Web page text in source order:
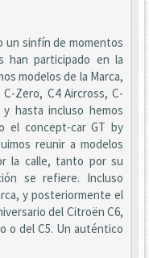
un sinfín de momentos
han participado en la
modelos de la Marca,
Zero, C4 Aircross, C-
hasta incluso hemos
el concept-car GT by
reunir a modelos
la calle, tanto por su
se refiere. Incluso
y posteriormente el
del Citroën C6,
o del C5. Un auténtico